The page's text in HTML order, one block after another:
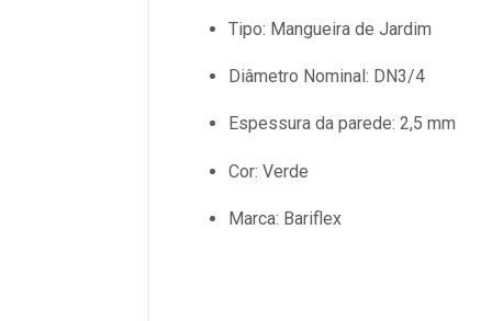
Tipo: Mangueira de Jardim
Diâmetro Nominal: DN3/4
Espessura da parede: 2,5 mm
Cor: Verde
Marca: Bariflex